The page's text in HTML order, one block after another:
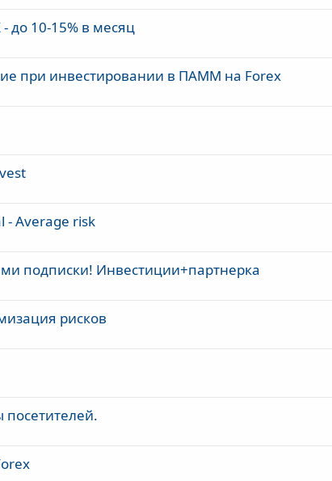
до 10-15% в месяц
при инвестировании в ПАММ на Forex
- Average risk
подписки! Инвестиции+партнерка
рисков
посетителей.